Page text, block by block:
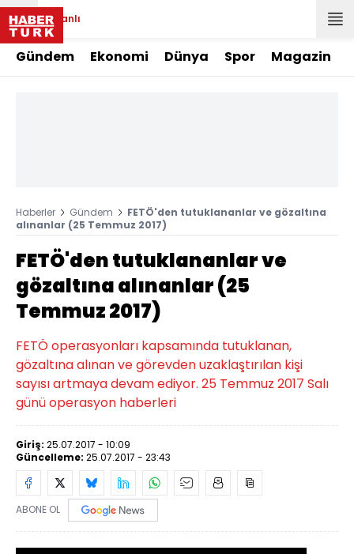
Canlı
Gündem Ekonomi Dünya Spor Magazin
Haberler Gündem
FETÖ'den tutuklananlar ve gözaltına
alınanlar (25 Temmuz 2017)
FETÖ'den tutuklananlar ve
gözaltına alınanlar (25
Temmuz 2017)
FETÖ operasyonları kapsamında tutuklanan,
gözaltına alınan ve görevden uzaklaştırılan kişi
sayısı artmaya devam ediyor. 25 Temmuz 2017 Salı
günü operasyon haberleri
Giriş: 25.07.2017 - 10:09
Güncelleme: 25.07.2017 - 23:43
ABONE OL